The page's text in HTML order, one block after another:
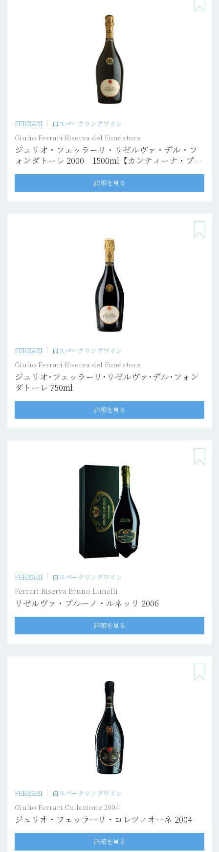
FERRARI 白スパークリングワイン
Giulio Ferrari Riserva del Fondatore
ジュリオ・フェッラーリ・リゼルヴァ・デル・フ
ォンダトーレ 2000 1500ml【カンティーナ・プリ
ヴァータ】
詳細を見る
FERRARI 白スパークリングワイン
Giulio Ferrari Riserva del Fondatore
ジュリオ･フェッラーリ･リゼルヴァ･デル･フォン
ダトーレ 750ml
詳細を見る
FERRARI 白スパークリングワイン
Ferrari Riserva Bruno Lunelli
リゼルヴァ・ブルーノ・ルネッリ 2006
詳細を見る
FERRARI 白スパークリングワイン
Giulio Ferrari Collezione 2004
ジュリオ・フェッラーリ・コレツィオーネ 2004
詳細を見る